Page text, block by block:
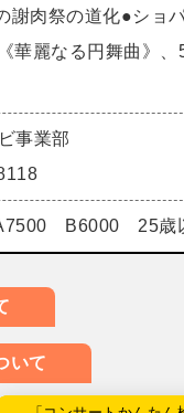
謝肉祭の道化●ショ
華麗なる円舞曲》、
事業部
B6000 25歳
いて